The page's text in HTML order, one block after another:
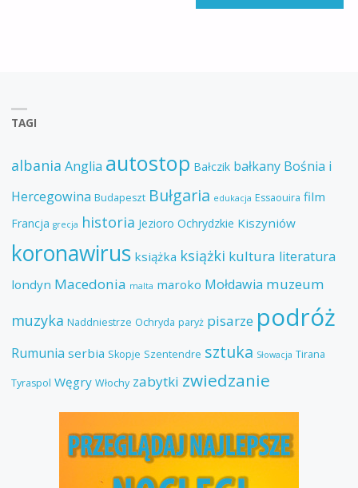
TAGI
albania Anglia autostop Bałczik bałkany Bośnia i
Hercegowina Budapeszt Bułgaria edukacja Essaouira film
Francja grecja historia Jezioro Ochrydzkie Kiszyniów
koronawirus książka książki kultura literatura
londyn Macedonia malta maroko Mołdawia muzeum
muzyka Naddniestrze Ochryda paryż pisarze podróż
Rumunia serbia Skopje Szentendre sztuka Słowacja Tirana
Tyraspol Węgry Włochy zabytki zwiedzanie